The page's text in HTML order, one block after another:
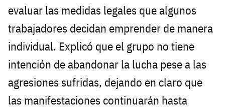
evaluar las medidas legales que algunos
trabajadores decidan emprender de manera
individual. Explicó que el grupo no tiene
intención de abandonar la lucha pese a las
agresiones sufridas, dejando en claro que
las manifestaciones continuarán hasta